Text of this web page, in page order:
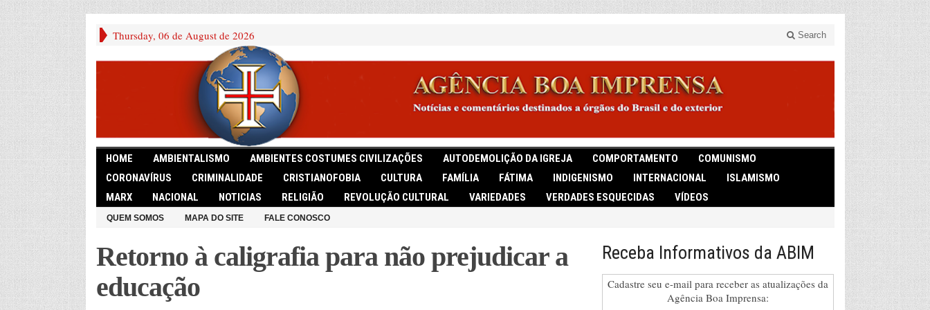
Thursday, 06 de August de 2026 Search
HOME AMBIENTALISMO AMBIENTES COSTUMES CIVILIZAÇÕES AUTODEMOLIÇÃO DA IGREJA COMPORTAMENTO
COMUNISMO
CORONAVÍRUS
CRIMINALIDADE CRISTIANOFOBIA CULTURA FAMÍLIA FÁTIMA INDIGENISMO INTERNACIONAL
ISLAMISMO
MARX
NACIONAL NOTICIAS RELIGIÃO REVOLUÇÃO CULTURAL VARIEDADES VERDADES ESQUECIDAS VÍDEOS
QUEM SOMOS MAPA DO SITE FALE CONOSCO
Retorno à caligrafia para não prejudicar a
educação
Receba Informativos da ABIM
Cadastre seu e-mail para receber as atualizações da
Agência Boa Imprensa: